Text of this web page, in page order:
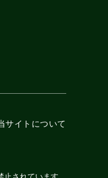
サイトについて
されています。